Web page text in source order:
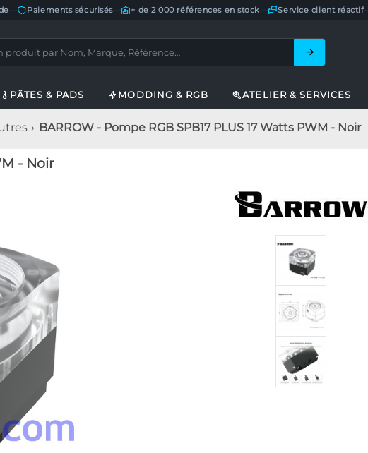
Paiements sécurisés— + de 2 000 références en stock Service client réactif—
PÂTES & PADS MODDING & RGB ATELIER & SERVICES
BARROW - Pompe RGB SPB17 PLUS 17 Watts PWM - Noir
- Noir